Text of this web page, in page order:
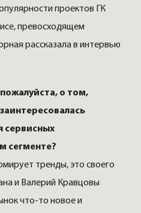
проектов ГК
превосходящем
рассказала в интервью
о том,
сервисных
сегменте?
тренды, это своего
и Валерий Кравцовы
что-то новое и